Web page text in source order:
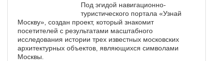
Под эгидой навигационно-
туристического портала «Узнай
Москву», создан проект, который знакомит
посетителей с результатами масштабного
исследования истории трех известных московских
архитектурных объектов, являющихся символами
Москвы.